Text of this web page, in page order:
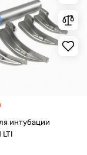
интубации